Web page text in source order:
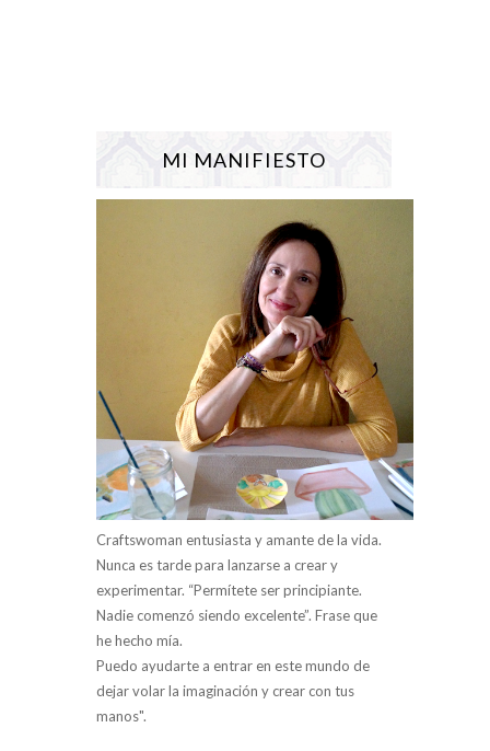
MI MANIFIESTO
Craftswoman entusiasta y amante de la vida.
Nunca es tarde para lanzarse a crear y
experimentar. “Permítete ser principiante.
Nadie comenzó siendo excelente”. Frase que
he hecho mía.
Puedo ayudarte a entrar en este mundo de
dejar volar la imaginación y crear con tus
manos".